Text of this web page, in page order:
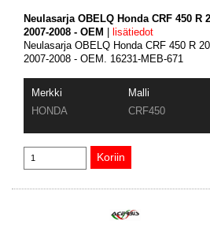
Neulasarja OBELQ Honda CRF 450 R
2007-2008 - OEM
lisätiedot
Neulasarja OBELQ Honda CRF 450 R
2007-2008 - OEM. 16231-MEB-671
Merkki Malli
HONDA
CRF450